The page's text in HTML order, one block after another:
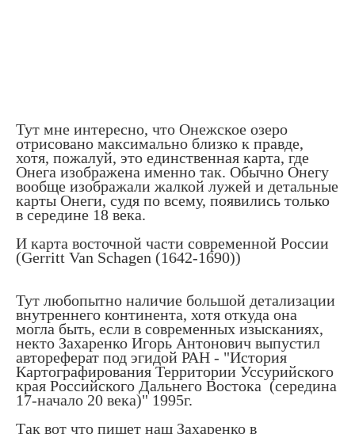
Тут мне интересно, что Онежское озеро
отрисовано максимально близко к правде,
хотя, пожалуй, это единственная карта, где
Онега изображена именно так. Обычно Онегу
вообще изображали жалкой лужей и детальные
карты Онеги, судя по всему, появились только
в середине 18 века.
И карта восточной части современной России
(Gerritt Van Schagen (1642-1690))
Тут любопытно наличие большой детализации
внутреннего континента, хотя откуда она
могла быть, если в современных изысканиях,
некто Захаренко Игорь Антонович выпустил
автореферат под эгидой РАН - "История
Картографирования Территории Уссурийского
края Российского Дальнего Востока (середина
17-начало 20 века)" 1995г.
Так вот что пишет наш Захаренко в